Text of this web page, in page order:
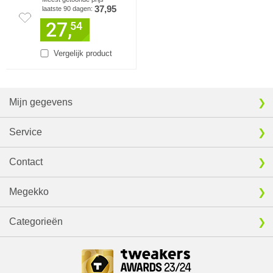
Vergelijk product
laatste 90 dagen: 37,95
27,54
Mijn gegevens
Service
Contact
Megekko
Categorieën